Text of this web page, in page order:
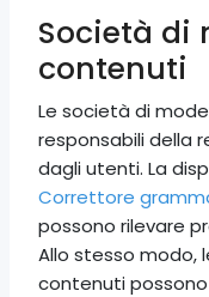
Società di
contenuti
Le società di
responsabili della
dagli utenti. La
Correttore
possono rilevare
Allo stesso modo,
contenuti